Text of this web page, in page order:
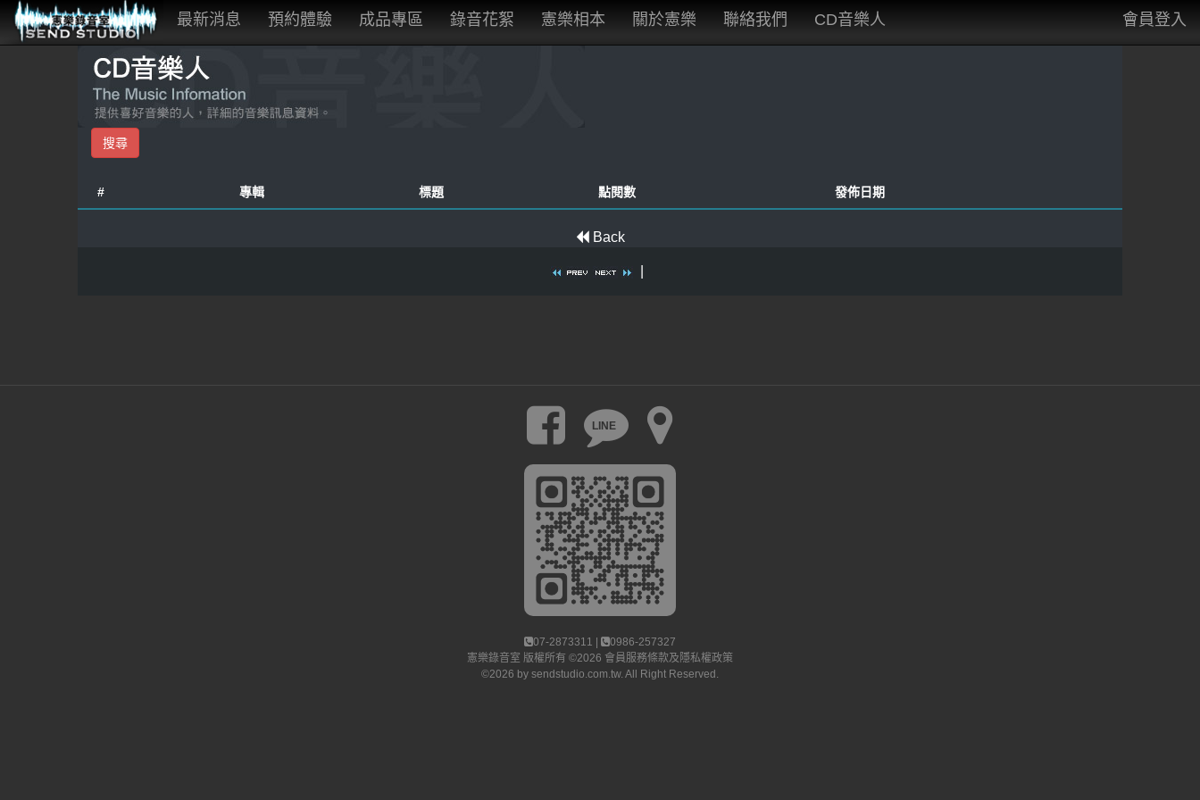
最新消息 預約體驗 成品專區 錄音花絮 憲樂相本 關於憲樂 聯絡我們 CD音樂人 會員登入
# 專輯 標題 點閱數 發佈日期
Back
LINE
07-2873311 |
0986-257327
憲樂錄音室 版權所有 ©2026 會員服務條款及隱私權政策
©2026 by sendstudio.com.tw. All Right Reserved.